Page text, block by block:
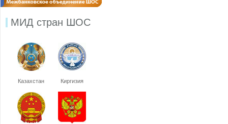
МИД стран ШОС
Казахстан Киргизия